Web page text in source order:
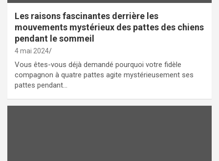
Les raisons fascinantes derrière les
mouvements mystérieux des pattes des chiens
pendant le sommeil
4 mai 2024
Vous êtes-vous déjà demandé pourquoi votre fidèle
compagnon à quatre pattes agite mystérieusement ses
pattes pendant…